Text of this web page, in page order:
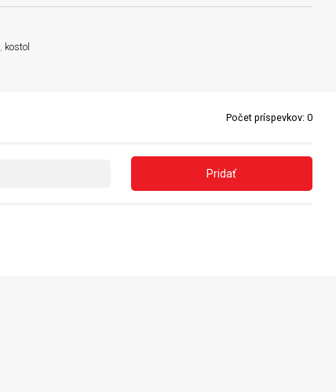
, kostol
Počet príspevkov: 0
Pridať